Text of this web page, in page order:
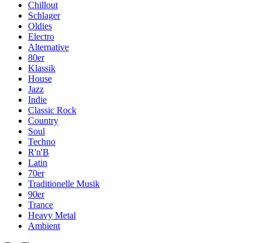
Chillout
Schlager
Oldies
Electro
Alternative
80er
Klassik
House
Jazz
Indie
Classic Rock
Country
Soul
Techno
R'n'B
Latin
70er
Traditionelle Musik
90er
Trance
Heavy Metal
Ambient